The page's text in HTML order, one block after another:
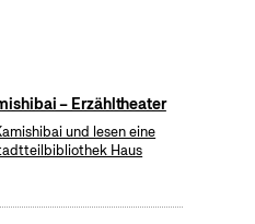
– Erzähltheater
und lesen eine
Haus